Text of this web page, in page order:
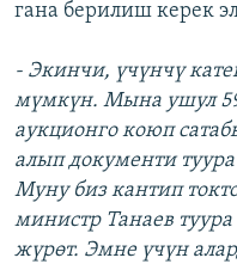
гана берилиш керек
- Экинчи, үчүнчү
мүмкүн. Мына ушул
аукционго коюп
алып документи туура
Муну биз кантип
министр Танаев
жүрөт. Эмне үчүн